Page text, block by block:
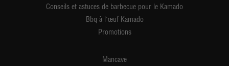
Conseils et astuces de barbecue pour le Kamado
Bbq à l'œuf Kamado
Promotions
Mancave